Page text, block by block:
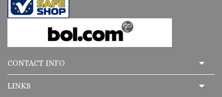
CONTACT INFO
LINKS